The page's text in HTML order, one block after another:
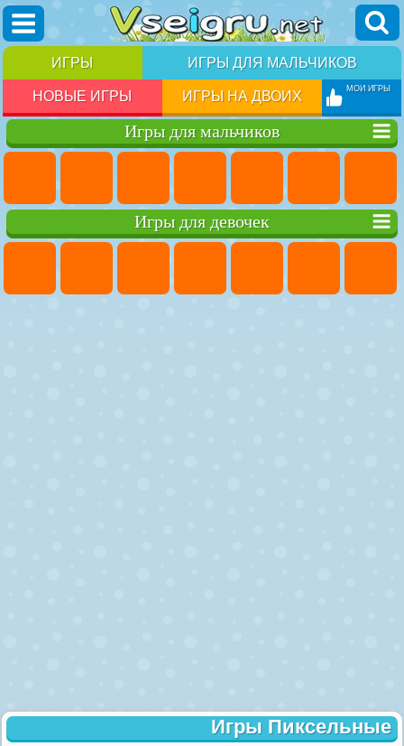
ИГРЫ ИГРЫ ДЛЯ МАЛЬЧИКОВ
НОВЫЕ ИГРЫ ИГРЫ НА ДВОИХ МОИ ИГРЫ
Игры для мальчиков
Игры для девочек
Игры Пиксельные